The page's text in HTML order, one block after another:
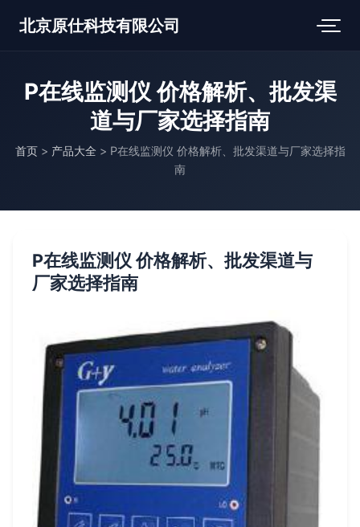
北京原仕科技有限公司
P在线监测仪 价格解析、批发渠
道与厂家选择指南
首页 > 产品大全 > P在线监测仪 价格解析、批发渠道与厂家选择指
南
P在线监测仪 价格解析、批发渠道与
厂家选择指南